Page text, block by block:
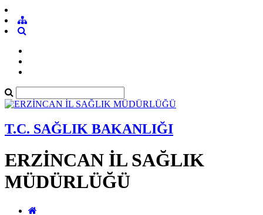
T.C. SAĞLIK BAKANLIĞI
ERZİNCAN İL SAĞLIK
MÜDÜRLÜĞÜ